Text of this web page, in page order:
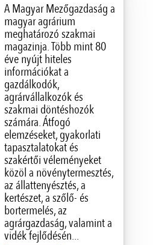
A Magyar Mezőgazdaság a
magyar agrárium
meghatározó szakmai
magazinja. Több mint 80
éve nyújt hiteles
információkat a
gazdálkodók,
agrárvállalkozók és
szakmai döntéshozók
számára. Átfogó
elemzéseket, gyakorlati
tapasztalatokat és
szakértői véleményeket
közöl a növénytermesztés,
az állattenyésztés, a
kertészet, a szőlő- és
bortermelés, az
agrárgazdaság, valamint a
vidék fejlődésén...